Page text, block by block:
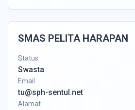
SMAS PELITA HARAPAN
Status
Swasta
Email
tu@sph-sentul.net
Alamat